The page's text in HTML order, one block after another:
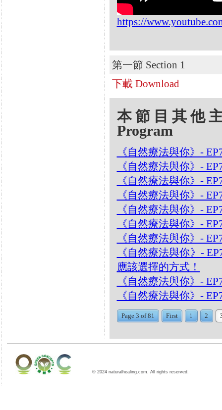
https://
第一節 Section 1
下載 Download
本節目其他
Program
《自然療法與你》-
《自然療法與你》-
《自然療法與你》-
《自然療法與你》-
《自然療法與你》-
《自然療法與你》-
《自然療法與你》-
《自然療法與你》-
應該選擇的方式！
《自然療法與你》-
《自然療法與你》-
Page 3 of 81 First 1 2
© 2024 naturalhealing.com. All rights reserved.